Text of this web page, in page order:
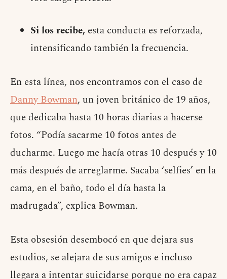
Si los recibe, esta conducta es reforzada,
intensificando también la frecuencia.
En esta línea, nos encontramos con el caso de
Danny Bowman, un joven británico de 19 años,
que dedicaba hasta 10 horas diarias a hacerse
fotos. “Podía sacarme 10 fotos antes de
ducharme. Luego me hacía otras 10 después y 10
más después de arreglarme. Sacaba ‘selfies’ en la
cama, en el baño, todo el día hasta la
madrugada”, explica Bowman.
Esta obsesión desembocó en que dejara sus
estudios, se alejara de sus amigos e incluso
llegara a intentar suicidarse porque no era capaz